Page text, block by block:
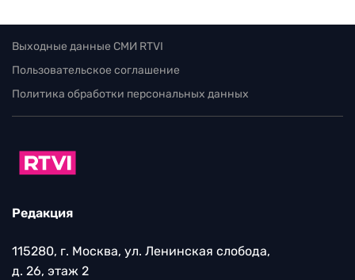
Выходные данные СМИ RTVI
Пользовательское соглашение
Политика обработки персональных данных
Редакция
115280, г. Москва, ул. Ленинская слобода,
д. 26, этаж 2